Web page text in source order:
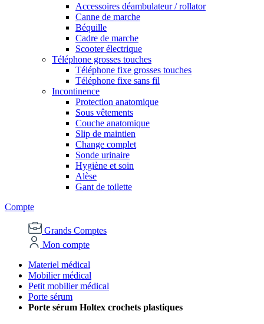
Accessoires déambulateur / rollator
Canne de marche
Béquille
Cadre de marche
Scooter électrique
Téléphone grosses touches
Téléphone fixe grosses touches
Téléphone fixe sans fil
Incontinence
Protection anatomique
Sous vêtements
Couche anatomique
Slip de maintien
Change complet
Sonde urinaire
Hygiène et soin
Alèse
Gant de toilette
Compte
Grands Comptes
Mon compte
Materiel médical
Mobilier médical
Petit mobilier médical
Porte sérum
Porte sérum Holtex crochets plastiques